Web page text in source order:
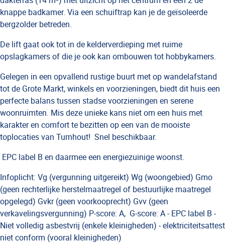
knappe badkamer. Via een schuiftrap kan je de geïsoleerde
bergzolder betreden.
De lift gaat ook tot in de kelderverdieping met ruime
opslagkamers of die je ook kan ombouwen tot hobbykamers.
Gelegen in een opvallend rustige buurt met op wandelafstand
tot de Grote Markt, winkels en voorzieningen, biedt dit huis een
perfecte balans tussen stadse voorzieningen en serene
woonruimten. Mis deze unieke kans niet om een huis met
karakter en comfort te bezitten op een van de mooiste
toplocaties van Turnhout! Snel beschikbaar.
EPC label B en daarmee een energiezuinige woonst.
Infoplicht: Vg (vergunning uitgereikt) Wg (woongebied) Gmo
(geen rechterlijke herstelmaatregel of bestuurlijke maatregel
opgelegd) Gvkr (geen voorkooprecht) Gvv (geen
verkavelingsvergunning) P-score: A, G-score: A - EPC label B -
Niet volledig asbestvrij (enkele kleinigheden) - elektriciteitsattest
niet conform (vooral kleinigheden)